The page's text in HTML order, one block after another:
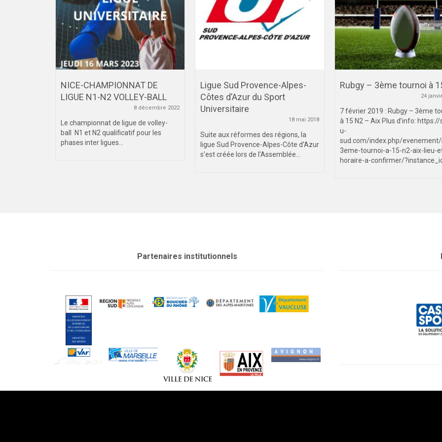
NICE-CHAMPIONNAT DE
LIGUE N1-N2 VOLLEY-BALL
8 décembre 2022
Le championnat de ligue de volley-
ball N1 et N2 qualificatif pour les
phases inter ligues...
Ligue Sud Provence-Alpes-
Côtes d’Azur du Sport
Universitaire
18 mai 2018
Suite aux réformes des régions, la
ligue Sud Provence-Alpes-Côte d’Azur
s’est créée lors de l’Assemblée...
Rubgy – 3ème tournoi à
24
7 février 2019 : Rubgy – 3ème
à 15 N2 – Aix Plus d’info:
u-
sud.com/index.php/
3eme-tournoi-a-15-n2-aix-lieu-
horaire-a-confirmer/
Partenaires institutionnels